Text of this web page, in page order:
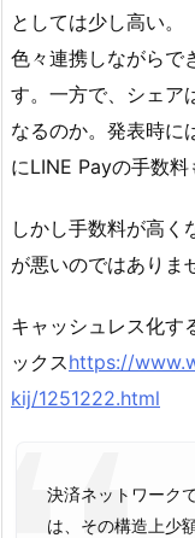
としては少し高い
色々連携しながらで
す。一方で、シェア
なるのか。発表時に
にLINE Payの手数料
しかし手数料が高く
が悪いのではありま
キャッシュレス化す
ックスhttps://
kij/1251222.html
決済ネットワーク
は、その構造上少